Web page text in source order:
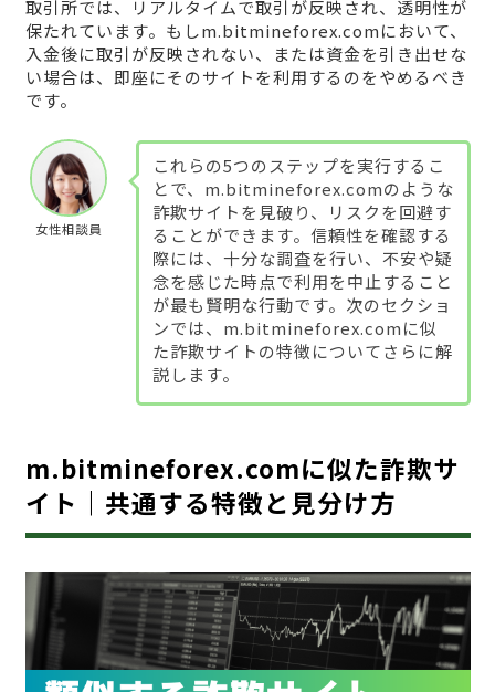
取引所では、リアルタイムで取引が反映され、透明性が
保たれています。もしm.bitmineforex.comにおいて、
入金後に取引が反映されない、または資金を引き出せな
い場合は、即座にそのサイトを利用するのをやめるべき
です。
女性相談員
これらの5つのステップを実行するこ
とで、m.bitmineforex.comのような
詐欺サイトを見破り、リスクを回避す
ることができます。信頼性を確認する
際には、十分な調査を行い、不安や疑
念を感じた時点で利用を中止すること
が最も賢明な行動です。次のセクショ
ンでは、m.bitmineforex.comに似
た詐欺サイトの特徴についてさらに解
説します。
m.bitmineforex.comに似た詐欺サ
イト｜共通する特徴と見分け方